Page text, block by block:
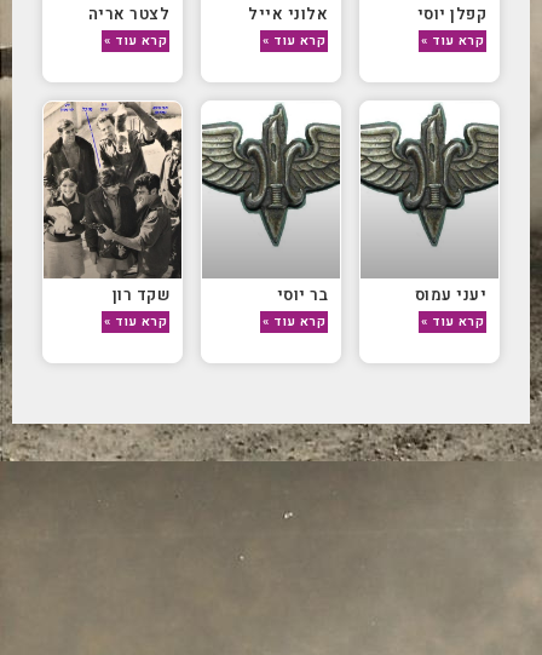
קפלן יוסי
קרא עוד »
אלוני אייל
קרא עוד »
לצטר אריה
קרא עוד »
יעני עמוס
קרא עוד »
בר יוסי
קרא עוד »
שקד רון
קרא עוד »